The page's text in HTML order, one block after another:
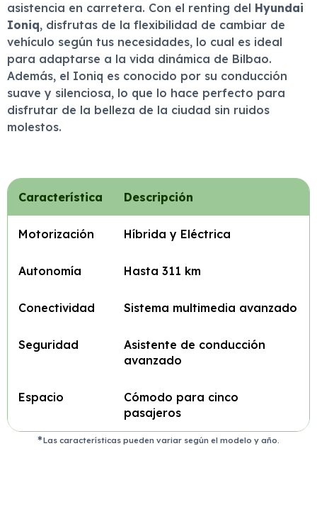
asistencia en carretera. Con el renting del Hyundai
Ioniq, disfrutas de la flexibilidad de cambiar de
vehículo según tus necesidades, lo cual es ideal
para adaptarse a la vida dinámica de Bilbao.
Además, el Ioniq es conocido por su conducción
suave y silenciosa, lo que lo hace perfecto para
disfrutar de la belleza de la ciudad sin ruidos
molestos.
Característica Descripción
Motorización Híbrida y Eléctrica
Autonomía Hasta 311 km
Conectividad Sistema multimedia avanzado
Seguridad
Asistente de conducción
avanzado
Espacio
Cómodo para cinco
pasajeros
Las características pueden variar según el modelo y año.